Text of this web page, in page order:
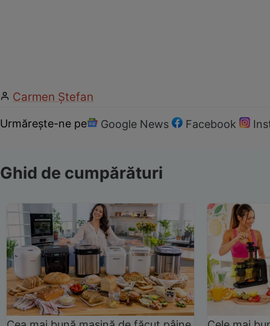
Carmen Ştefan
Urmărește-ne pe Google News Facebook
Ghid de cumpărături